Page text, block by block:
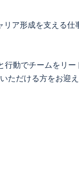
ア形成を支える仕
動でチームをリー
ただける方をお迎